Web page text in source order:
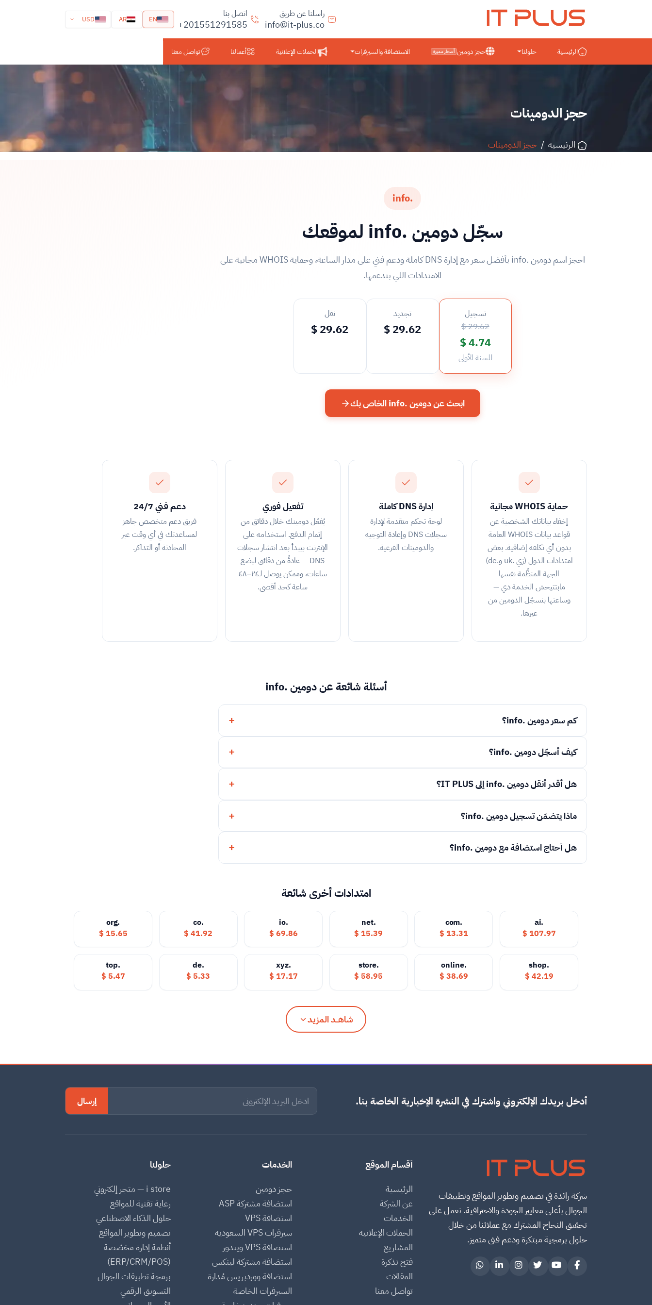
IT PLUS راسلنا عن طريق
info@it-plus.co
اتصل بنا
+201551291585
EN
AR
USD
الرئيسية حلولنا حجز دومين أسعار مميزة الاستضافة والسيرفرات الحملات الإعلانية أعمالنا تواصل معنا
حجز الدومينات
الرئيسية / حجز الدومينات
.info
سجّل دومين .info لموقعك
احجز اسم دومين .info بأفضل سعر مع إدارة DNS كاملة ودعم فني على مدار الساعة، وحماية WHOIS مجانية على
الامتدادات اللي بتدعمها.
تسجيل
29.62 $
4.74 $
للسنة الأولى
تجديد
29.62 $
نقل
29.62 $
ابحث عن دومين .info الخاص بك
حماية WHOIS مجانية
إخفاء بياناتك الشخصية عن
قواعد بيانات WHOIS العامة
بدون أي تكلفة إضافية. بعض
امتدادات الدول (زي .uk و.de)
الجهة المنظِّمة نفسها
مابتتيحش الخدمة دي —
وساعتها بنسجّل الدومين من
غيرها.
إدارة DNS كاملة
لوحة تحكم متقدمة لإدارة
سجلات DNS وإعادة التوجيه
والدومينات الفرعية.
تفعيل فوري
يُفعّل دومينك خلال دقائق من
إتمام الدفع. استخدامه على
الإنترنت بيبدأ بعد انتشار سجلات
DNS — عادةً من دقائق لبضع
ساعات، وممكن يوصل لـ٢٤–٤٨
ساعة كحد أقصى.
دعم فني 24/7
فريق دعم متخصص جاهز
لمساعدتك في أي وقت عبر
المحادثة أو التذاكر.
أسئلة شائعة عن دومين .info
كم سعر دومين .info؟
كيف أسجّل دومين .info؟
هل أقدر أنقل دومين .info إلى IT PLUS؟
ماذا يتضمّن تسجيل دومين .info؟
هل أحتاج استضافة مع دومين .info؟
امتدادات أخرى شائعة
.ai
107.97 $
.com
13.31 $
.net
15.39 $
.io
69.86 $
.co
41.92 $
.org
15.65 $
.shop
42.19 $
.online
38.69 $
.store
58.95 $
.xyz
17.17 $
.de
5.33 $
.top
5.47 $
شاهــد المزيد
أدخل بريدك الإلكتروني واشترك في النشرة الإخبارية الخاصة بنا. إرسال
IT PLUS
شركة رائدة في تصميم وتطوير المواقع وتطبيقات
الجوال بأعلى معايير الجودة والاحترافية. نعمل على
تحقيق النجاح المشترك مع عملائنا من خلال
حلول برمجية مبتكرة ودعم فني متميز.
أقسام الموقع
الرئيسية
عن الشركة
الخدمات
الحملات الإعلانية
المشاريع
فتح تذكرة
المقالات
تواصل معنا
الخدمات
حجز دومين
استضافة مشتركة ASP
استضافة VPS
سيرفرات VPS السعودية
استضافة VPS ويندوز
استضافة مشتركة لينكس
استضافة ووردبريس مُدارة
السيرفرات الخاصة
حلولنا
i store — متجر إلكتروني
رعاية تقنية للمواقع
حلول الذكاء الاصطناعي
تصميم وتطوير المواقع
أنظمة إدارة مخصّصة
(ERP/CRM/POS)
برمجة تطبيقات الجوال
التسويق الرقمي